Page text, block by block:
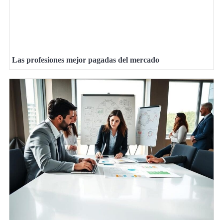
Las profesiones mejor pagadas del mercado